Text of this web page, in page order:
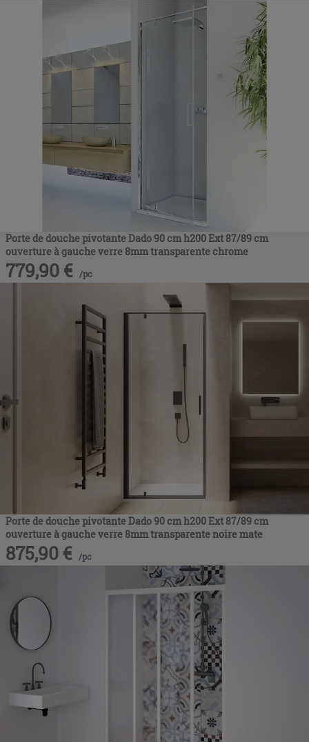
Porte de douche pivotante Dado 90 cm h200 Ext 87/89 cm
ouverture à gauche verre 8mm transparente chrome
779,90 € /pc
Porte de douche pivotante Dado 90 cm h200 Ext 87/89 cm
ouverture à gauche verre 8mm transparente noire mate
875,90 € /pc